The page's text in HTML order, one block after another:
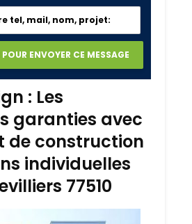
: Les
garanties avec
de construction
individuelles
77510